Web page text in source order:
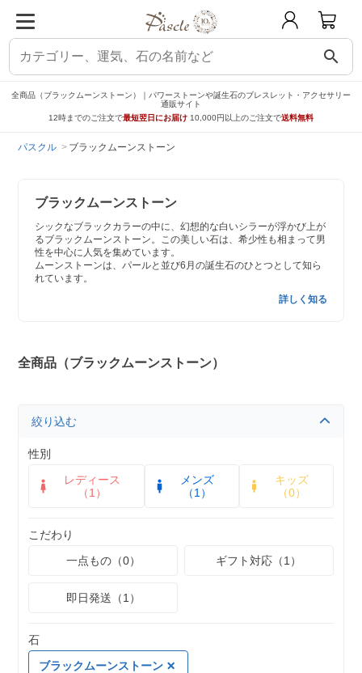
search
全商品（ブラックムーンストーン）｜パワーストーンや誕生石のブレスレット・アクセサリー
通販サイト
12時までのご注文で最短翌日にお届け 10,000円以上のご注文で送料無料
パスクル ブラックムーンストーン
ブラックムーンストーン
シックなブラックカラーの中に、幻想的な白いシラーが浮かび上が
るブラックムーンストーン。この美しい石は、希少性も相まって男
性を中心に人気を集めています。
ムーンストーンは、パールと並び6月の誕生石のひとつとして知ら
れています。
詳しく知る
全商品（ブラックムーンストーン）
絞り込む
性別
レディース
（1）
メンズ
（1）
キッズ
（0）
こだわり
一点もの（0）
ギフト対応（1）
即日発送（1）
石
ブラックムーンストーン